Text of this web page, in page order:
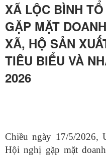
XÃ LỘC BÌNH
GẶP MẶT
XÃ, HỘ SẢN
TIÊU BIỂU VÀ
2026
Chiều ngày 17/5/
Hội nghị gặp mặt